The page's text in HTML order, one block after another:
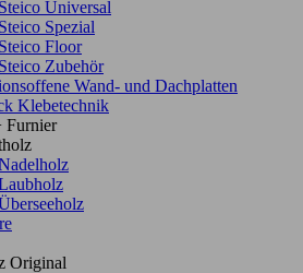
Steico Universal
Steico Spezial
Steico Floor
Steico Zubehör
Wand- und Dachplatten
Klebetechnik
Furnier
Original